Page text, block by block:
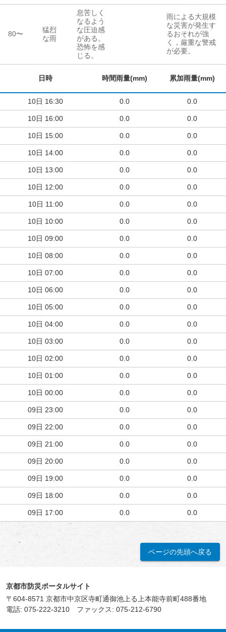
80〜
猛烈
な雨
息苦しく
なるよう
な圧迫感
がある。
恐怖を感
じる。
雨による大規模
な災害が発生す
るおそれが強
く，厳重な警戒
が必要。
日時 時間雨量(mm) 累加雨量(mm)
10日 16:30 0.0 0.0
10日 16:00 0.0 0.0
10日 15:00 0.0 0.0
10日 14:00 0.0 0.0
10日 13:00 0.0 0.0
10日 12:00 0.0 0.0
10日 11:00 0.0 0.0
10日 10:00 0.0 0.0
10日 09:00 0.0 0.0
10日 08:00 0.0 0.0
10日 07:00 0.0 0.0
10日 06:00 0.0 0.0
10日 05:00 0.0 0.0
10日 04:00 0.0 0.0
10日 03:00 0.0 0.0
10日 02:00 0.0 0.0
10日 01:00 0.0 0.0
10日 00:00 0.0 0.0
09日 23:00 0.0 0.0
09日 22:00 0.0 0.0
09日 21:00 0.0 0.0
09日 20:00 0.0 0.0
09日 19:00 0.0 0.0
09日 18:00 0.0 0.0
09日 17:00 0.0 0.0
ページの先頭へ戻る
京都市防災ポータルサイト
〒604-8571 京都市中京区寺町通御池上る上本能寺前町488番地
電話: 075-222-3210 ファックス: 075-212-6790